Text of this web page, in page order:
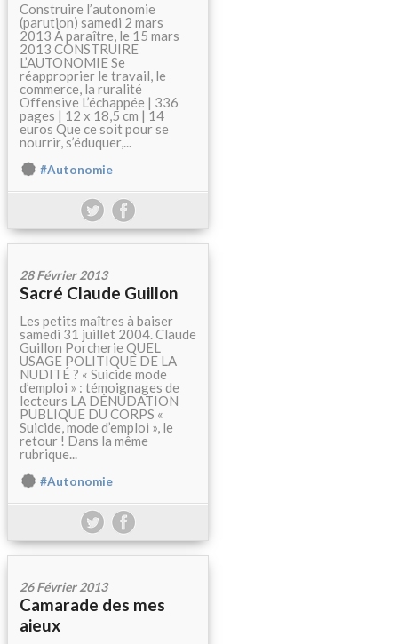
Construire l’autonomie
(parution) samedi 2 mars
2013 À paraître, le 15 mars
2013 CONSTRUIRE
L’AUTONOMIE Se
réapproprier le travail, le
commerce, la ruralité
Offensive L’échappée | 336
pages | 12 x 18,5 cm | 14
euros Que ce soit pour se
nourrir, s’éduquer,...
#Autonomie
28 Février 2013
Sacré Claude Guillon
Les petits maîtres à baiser
samedi 31 juillet 2004. Claude
Guillon Porcherie QUEL
USAGE POLITIQUE DE LA
NUDITÉ ? « Suicide mode
d’emploi » : témoignages de
lecteurs LA DÉNUDATION
PUBLIQUE DU CORPS «
Suicide, mode d’emploi », le
retour ! Dans la même
rubrique...
#Autonomie
26 Février 2013
Camarade des mes
aieux